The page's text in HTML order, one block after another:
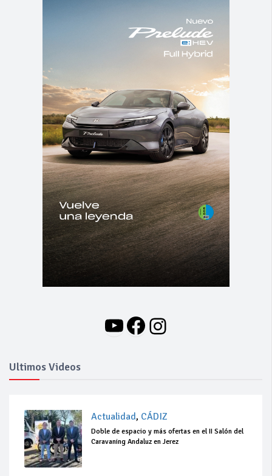
YouTube
Facebook
Instagram
Ultimos Videos
Actualidad, CÁDIZ
Doble de espacio y más ofertas en el II Salón del
Caravaning Andaluz en Jerez